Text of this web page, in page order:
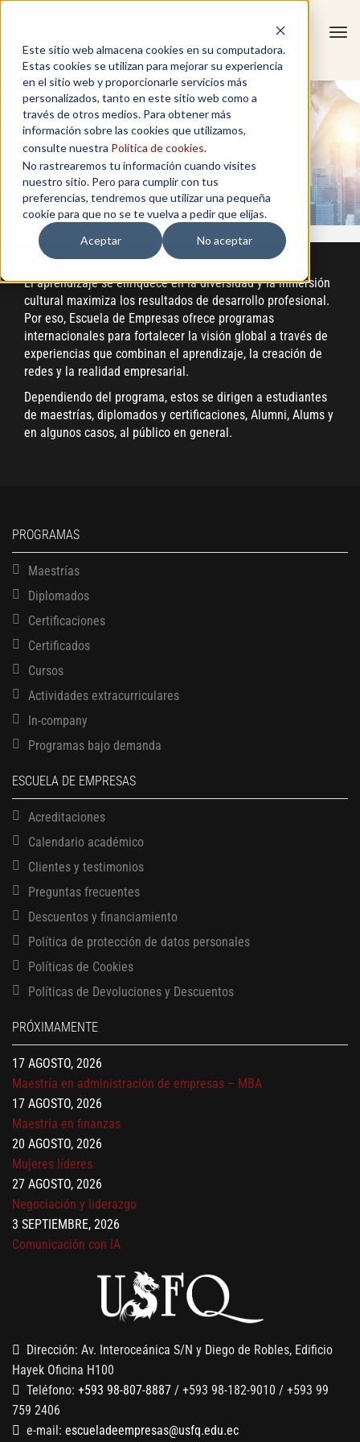
Este sitio web almacena cookies en su computadora.
Estas cookies se utilizan para mejorar su experiencia
en el sitio web y proporcionarle servicios más
personalizados, tanto en este sitio web como a
través de otros medios. Para obtener más
información sobre las cookies que utilizamos,
consulte nuestra Política de cookies.
No rastrearemos tu información cuando visites
nuestro sitio. Pero para cumplir con tus
preferencias, tendremos que utilizar una pequeña
cookie para que no se te vuelva a pedir que elijas.
Aceptar
No aceptar
El aprendizaje se enriquece en la diversidad y la inmersión
cultural maximiza los resultados de desarrollo profesional.
Por eso, Escuela de Empresas ofrece programas
internacionales para fortalecer la visión global a través de
experiencias que combinan el aprendizaje, la creación de
redes y la realidad empresarial.
Dependiendo del programa, estos se dirigen a estudiantes
de maestrías, diplomados y certificaciones, Alumni, Alums y
en algunos casos, al público en general.
PROGRAMAS
Maestrías
Diplomados
Certificaciones
Certificados
Cursos
Actividades extracurriculares
In-company
Programas bajo demanda
ESCUELA DE EMPRESAS
Acreditaciones
Calendario académico
Clientes y testimonios
Preguntas frecuentes
Descuentos y financiamiento
Política de protección de datos personales
Políticas de Cookies
Políticas de Devoluciones y Descuentos
PRÓXIMAMENTE
13 AGOSTO, 2026
17 AGOSTO, 2026
Gerencia de empresas familiares
17 AGOSTO, 2026
Maestría en administración de empresas – MBA
17 AGOSTO, 2026
Maestría en finanzas
20 AGOSTO, 2026
Mujeres líderes
27 AGOSTO, 2026
Negociación y liderazgo
3 SEPTIEMBRE, 2026
Comunicación con IA
Gobernanza de datos
13 AGOSTO, 2026
Finanzas para no financieros
Dirección: Av. Interoceánica S/N y Diego de Robles, Edificio
Hayek Oficina H100
Teléfono: +593 98-807-8887 / +593 98-182-9010 / +593 99
759 2406
e-mail: escueladeempresas@usfq.edu.ec